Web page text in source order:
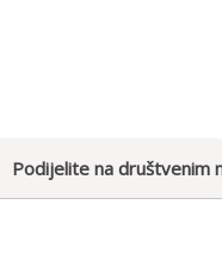
Podijelite na društvenim